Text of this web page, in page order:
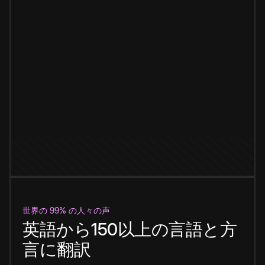
世界の 99% の人々の声
英語から150以上の言語と方
言に翻訳